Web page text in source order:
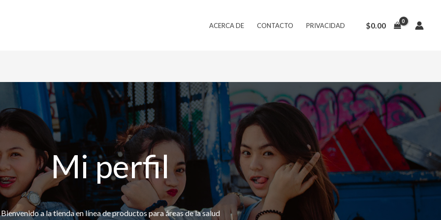
ACERCA DE CONTACTO PRIVACIDAD $0.00
Mi perfil
Bienvenido a la tienda en línea de productos para áreas de la salud